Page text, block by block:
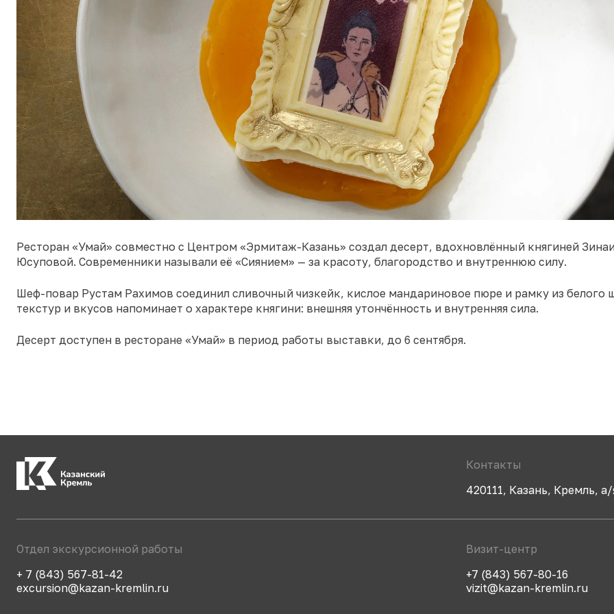
Ресторан «Умай» совместно с Центром «Эрмитаж-Казань» создал десерт, вдохновлённый княгиней
Юсуповой. Современники называли её «Сиянием» — за красоту, благородство и внутреннюю силу.
Шеф-повар Рустам Рахимов соединил сливочный чизкейк, кислое мандариновое пюре и рамку из белого
текстур и вкусов напоминает о характере княгини: внешняя утончённость и внутренняя сила.
Десерт доступен в ресторане «Умай» в период работы выставки, до 6 сентября.
Контакты
420111, Казань, Кремль, а/
Визит-центр
+7 (843) 567-80-16
vizit@kazan-kremlin.ru
Отдел экскурсионной работы
+ 7 (843) 567-81-42
excursion@kazan-kremlin.ru